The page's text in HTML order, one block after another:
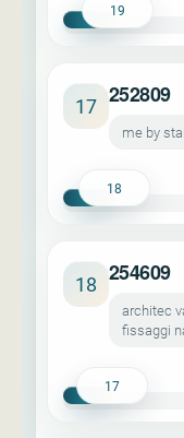
19
17 252809
me by
18
18 254609
architec
fissaggi
17